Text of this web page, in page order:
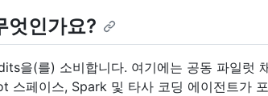
엇인가요?
을(를) 소비합니다. 여기에는 공동 파일럿
페이스, Spark 및 타사 코딩 에이전트가